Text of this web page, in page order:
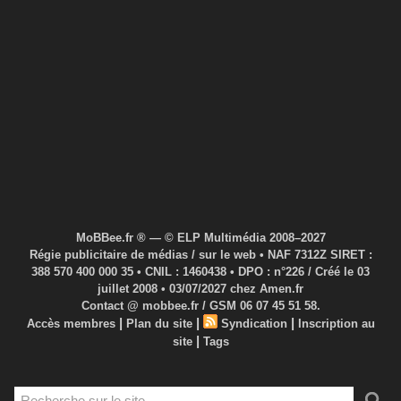
MoBBee.fr ® — © ELP Multimédia 2008–2027
Régie publicitaire de médias / sur le web • NAF 7312Z SIRET :
388 570 400 000 35 • CNIL : 1460438 • DPO : n°226 / Créé le 03
juillet 2008 • 03/07/2027 chez Amen.fr
Contact @ mobbee.fr / GSM 06 07 45 51 58.
Accès membres | Plan du site | Syndication |
Inscription au
site | Tags